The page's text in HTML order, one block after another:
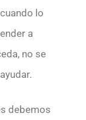
lo
a
no se
debemos